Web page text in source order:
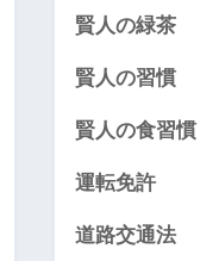
賢人の緑茶
賢人の習慣
賢人の食習慣
運転免許
道路交通法